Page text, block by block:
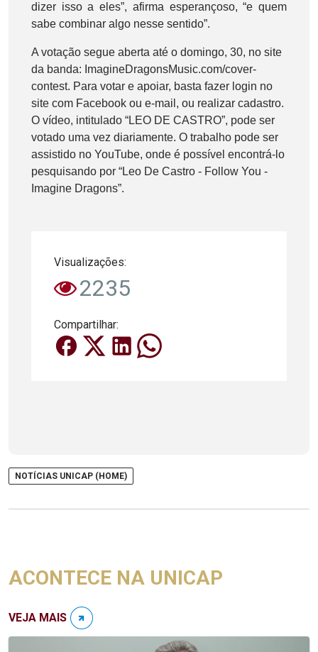
dizer isso a eles”, afirma esperançoso, “e quem
sabe combinar algo nesse sentido”.
A votação segue aberta até o domingo, 30, no site
da banda: ImagineDragonsMusic.com/cover-
contest. Para votar e apoiar, basta fazer login no
site com Facebook ou e-mail, ou realizar cadastro.
O vídeo, intitulado “LEO DE CASTRO”, pode ser
votado uma vez diariamente. O trabalho pode ser
assistido no YouTube, onde é possível encontrá-lo
pesquisando por “Leo De Castro - Follow You -
Imagine Dragons”.
Visualizações:
2235
Compartilhar:
NOTÍCIAS UNICAP (HOME)
ACONTECE NA UNICAP
VEJA MAIS